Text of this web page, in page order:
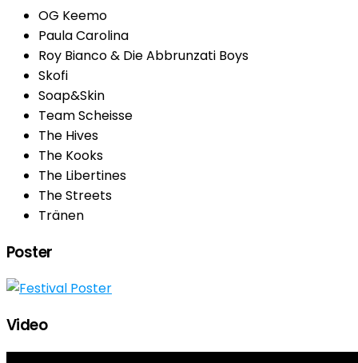
OG Keemo
Paula Carolina
Roy Bianco & Die Abbrunzati Boys
Skofi
Soap&Skin
Team Scheisse
The Hives
The Kooks
The Libertines
The Streets
Tränen
Poster
Video